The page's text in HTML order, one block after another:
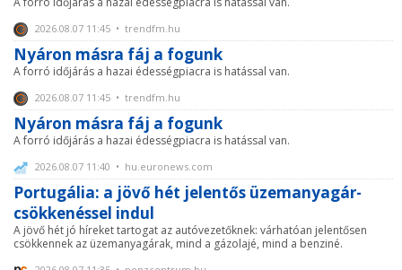
2026.08.07 11:45 • trendfm.hu
Nyáron másra fáj a fogunk
A forró időjárás a hazai édességpiacra is hatással van.
2026.08.07 11:45 • trendfm.hu
Nyáron másra fáj a fogunk
A forró időjárás a hazai édességpiacra is hatással van.
2026.08.07 11:40 • hu.euronews.com
Portugália: a jövő hét jelentős üzemanyagár-
csökkenéssel indul
A jövő hét jó híreket tartogat az autóvezetőknek: várhatóan jelentősen
csökkennek az üzemanyagárak, mind a gázolajé, mind a benziné.